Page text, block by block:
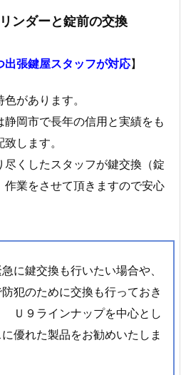
ンダーと錠前の交換
張鍵屋スタッフが対応】
があります。
岡市で長年の信用と実績をも
します。
くしたスタッフが鍵交換（錠
業をさせて頂きますので安心
に鍵交換も行いたい場合や、
犯のために交換も行っておき
Ｕ９ラインナップを中心とし
優れた製品をお勧めいたしま